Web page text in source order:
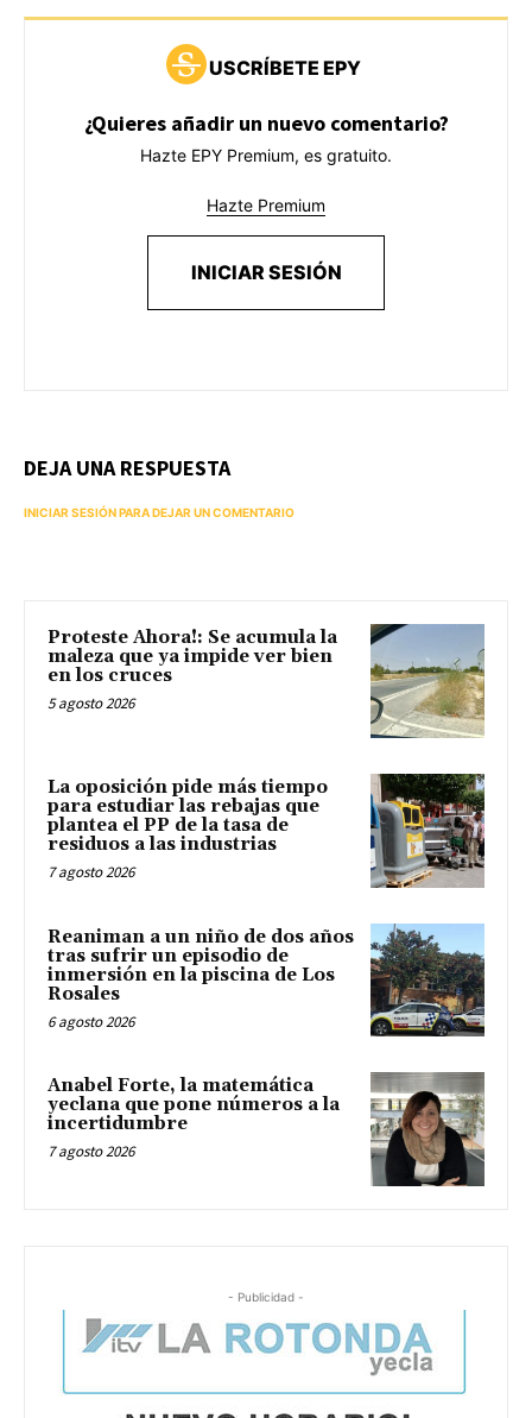
USCRÍBETE EPY
¿Quieres añadir un nuevo comentario?
Hazte EPY Premium, es gratuito.
Hazte Premium
INICIAR SESIÓN
DEJA UNA RESPUESTA
INICIAR SESIÓN PARA DEJAR UN COMENTARIO
Proteste Ahora!: Se acumula la
maleza que ya impide ver bien
en los cruces
5 agosto 2026
La oposición pide más tiempo
para estudiar las rebajas que
plantea el PP de la tasa de
residuos a las industrias
7 agosto 2026
Reaniman a un niño de dos años
tras sufrir un episodio de
inmersión en la piscina de Los
Rosales
6 agosto 2026
Anabel Forte, la matemática
yeclana que pone números a la
incertidumbre
7 agosto 2026
- Publicidad -